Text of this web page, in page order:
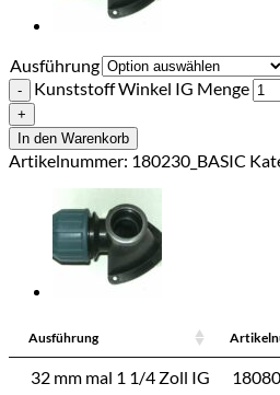
Ausführung
Kunststoff Winkel IG Menge
In den Warenkorb
Artikelnummer: 180230_BASIC
Ausführung
32 mm mal 1 1/4 Zoll IG